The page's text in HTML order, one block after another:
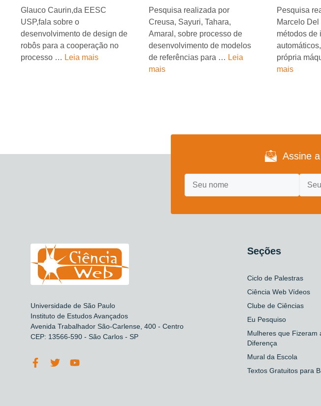
Glauco Caurin,da EESC
USP,fala sobre o
desenvolvimento de design de
robôs para a cooperação no
processo … Leia mais
Pesquisa realizada por
Creusa, Sayuri, Tahara,
Amaral, sobre processo de
desenvolvimento de modelos
de referências para … Leia
mais
Pesquisa
Marcelo
métodos de
própria
mais
Assine
Universidade de São Paulo
Instituto de Estudos Avançados
Avenida Trabalhador São-Carlense, 400 - Centro
CEP: 13566-590 - São Carlos - SP
Seções
Ciclo de Palestras
Ciência Web Vídeos
Clube de Ciências
Eu Pesquiso
Mulheres que Fizeram
Diferença
Mural da Escola
Textos Gratuitos para